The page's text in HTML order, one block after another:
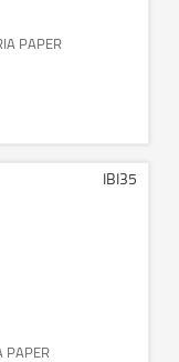
PAPER
IBI35
PAPER